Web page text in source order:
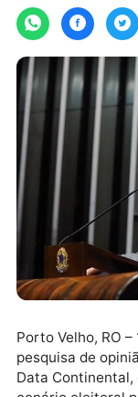
segunda-feira,